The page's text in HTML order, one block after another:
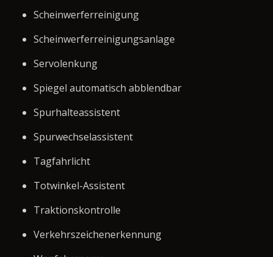
Scheinwerferreinigung
Scheinwerferreinigungsanlage
Servolenkung
Spiegel automatisch abblendbar
Spurhalteassistent
Spurwechselassistent
Tagfahrlicht
Totwinkel-Assistent
Traktionskontrolle
Verkehrszeichenerkennung